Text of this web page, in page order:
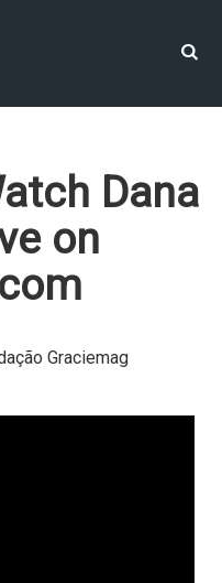
Dana
on
Graciemag